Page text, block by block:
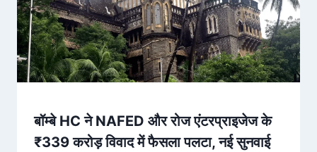
बॉम्बे HC ने NAFED और रोज एंटरप्राइजेज के
₹339 करोड़ विवाद में फैसला पलटा, नई सुनवाई